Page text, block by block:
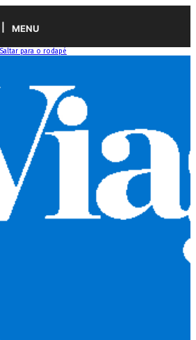
MENU
Saltar para o rodapé